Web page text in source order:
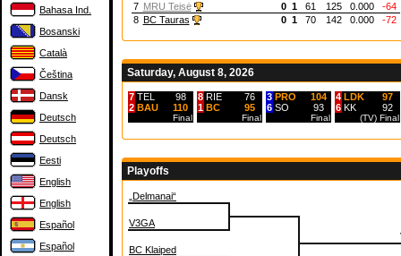
Bahasa Ind.
Bosanski
Català
Čeština
Dansk
Deutsch
Deutsch
Eesti
English
English
Español
Español
7 MRU Teisė 0 1 61 125 0.000
-64
8 BC Tauras 0 1 70 142 0.000 -72
Saturday, August 8, 2026
7 TEL
98
2 BAU 110
Final
8 RIE
76
1 BC 95
Final
3 PRO
104
6 SO 93
Final
4 LDK
97
6 KK 92
(TV) Final
Playoffs
„Delmanai“
V3GA
BC Klaiped